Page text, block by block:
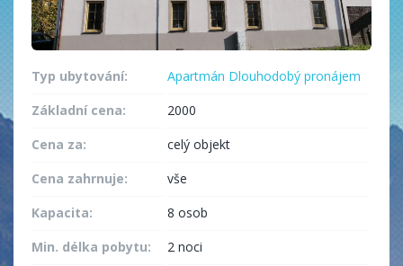
Typ ubytování: Apartmán Dlouhodobý pronájem
Základní cena:
2000
Cena za:
celý objekt
Cena zahrnuje:
vše
Kapacita:
8 osob
Min. délka pobytu:
2 noci